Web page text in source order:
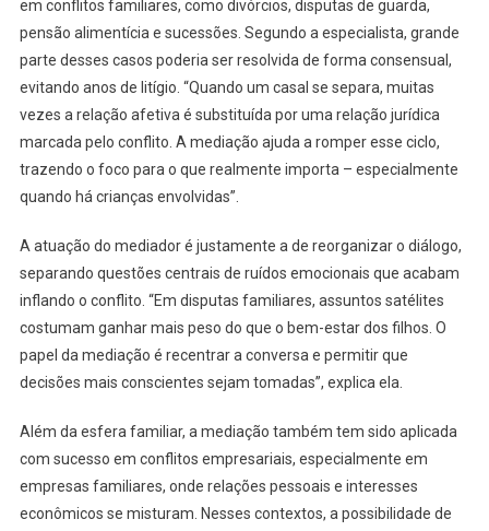
em conflitos familiares, como divórcios, disputas de guarda,
pensão alimentícia e sucessões. Segundo a especialista, grande
parte desses casos poderia ser resolvida de forma consensual,
evitando anos de litígio. “Quando um casal se separa, muitas
vezes a relação afetiva é substituída por uma relação jurídica
marcada pelo conflito. A mediação ajuda a romper esse ciclo,
trazendo o foco para o que realmente importa – especialmente
quando há crianças envolvidas”.
A atuação do mediador é justamente a de reorganizar o diálogo,
separando questões centrais de ruídos emocionais que acabam
inflando o conflito. “Em disputas familiares, assuntos satélites
costumam ganhar mais peso do que o bem-estar dos filhos. O
papel da mediação é recentrar a conversa e permitir que
decisões mais conscientes sejam tomadas”, explica ela.
Além da esfera familiar, a mediação também tem sido aplicada
com sucesso em conflitos empresariais, especialmente em
empresas familiares, onde relações pessoais e interesses
econômicos se misturam. Nesses contextos, a possibilidade de